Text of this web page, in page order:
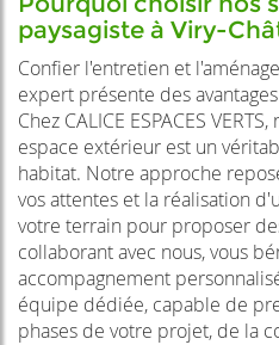
paysagiste à Viry-
Confier l'entretien et
expert présente des
Chez CALICE ESPACES
espace extérieur est un
habitat. Notre approche
vos attentes et la réalisation
votre terrain pour proposer
collaborant avec nous, vous
accompagnement
équipe dédiée, capable de
phases de votre projet, de la